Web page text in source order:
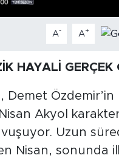
A- A+
HAYALİ GERÇEK
Demet Özdemir’in
Nisan Akyol
Uzun
Nisan, sonunda